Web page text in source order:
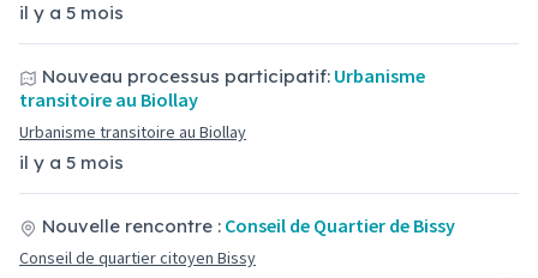
il y a 5 mois
il y a 5 mois
Nouveau processus participatif: Urbanisme
transitoire au Biollay
Urbanisme transitoire au Biollay
Nouvelle rencontre : Conseil de Quartier de Bissy
Conseil de quartier citoyen Bissy